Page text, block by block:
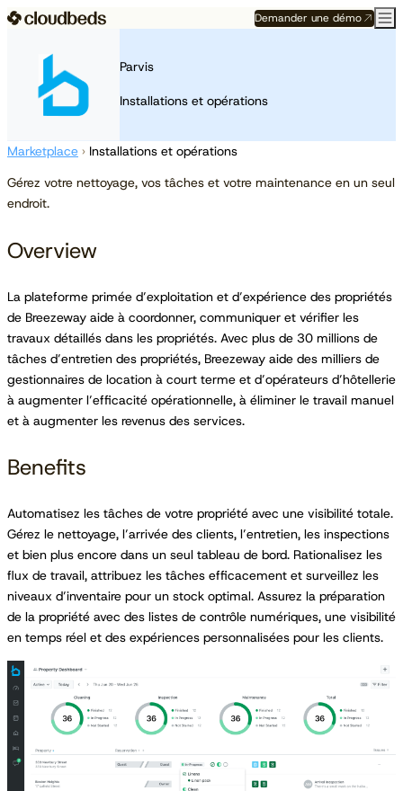
Demander une démo
Parvis
Installations et opérations
Marketplace › Installations et opérations
Gérez votre nettoyage, vos tâches et votre maintenance en un seul
endroit.
Overview
La plateforme primée d’exploitation et d’expérience des propriétés
de Breezeway aide à coordonner, communiquer et vérifier les
travaux détaillés dans les propriétés. Avec plus de 30 millions de
tâches d’entretien des propriétés, Breezeway aide des milliers de
gestionnaires de location à court terme et d’opérateurs d’hôtellerie
à augmenter l’efficacité opérationnelle, à éliminer le travail manuel
et à augmenter les revenus des services.
Benefits
Automatisez les tâches de votre propriété avec une visibilité totale.
Gérez le nettoyage, l’arrivée des clients, l’entretien, les inspections
et bien plus encore dans un seul tableau de bord. Rationalisez les
flux de travail, attribuez les tâches efficacement et surveillez les
niveaux d’inventaire pour un stock optimal. Assurez la préparation
de la propriété avec des listes de contrôle numériques, une visibilité
en temps réel et des expériences personnalisées pour les clients.